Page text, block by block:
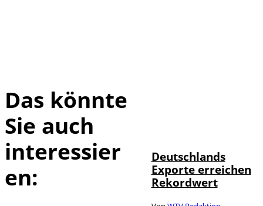
Das könnte
Sie auch
interessier
en:
Deutschlands
Exporte erreichen
Rekordwert